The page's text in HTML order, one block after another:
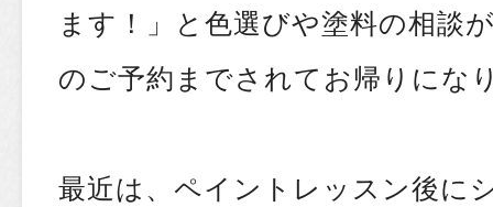
ます！」と色選びや塗料の相談
のご予約までされてお帰りにな
最近は、ペイントレッスン後に